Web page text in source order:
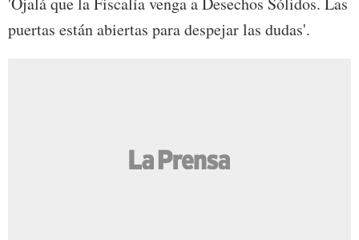
puertas están abiertas para despejar las dudas'.